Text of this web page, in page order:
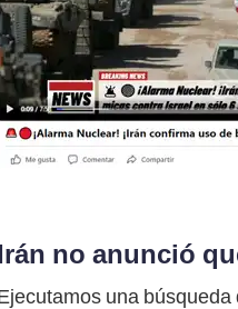
no anunció
una